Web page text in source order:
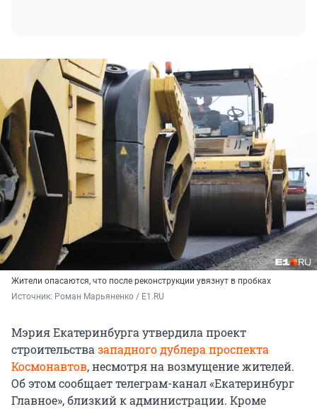
Жители опасаются, что после реконструкции увязнут в пробках
Источник: Роман Марьяненко / E1.RU
Мэрия Екатеринбурга утвердила проект
строительствазападного дублера проспекта
Космонавтов, несмотря на возмущение жителей.
Об этом сообщает телеграм-канал «Екатеринбург
Главное», близкий к администрации. Кроме